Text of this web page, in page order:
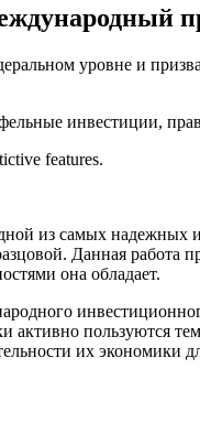
уровне и
инвестиции,
features.
из самых надежных
Данная работа
она обладает.
пользуются
их экономики